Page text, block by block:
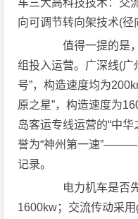
车三大高科技技术：交
向可调节转向架技术(径
值得一提的是，
组投入运营。广深线(广
号”，构造速度均为
原之星”，构造速度为
岛客运专线运营的“中
誉为“神州第一速
记录。
电力机车是否先
1600kw；交流传动采